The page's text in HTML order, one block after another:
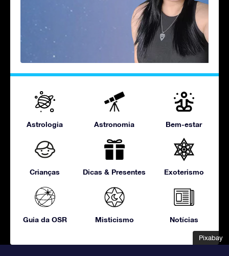
Pixabay
Pixabay
Astrologia Astronomia Bem-estar
Crianças Dicas & Presentes Exoterismo
Guia da OSR Misticismo Notícias